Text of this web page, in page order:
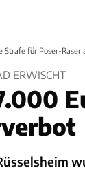
Strafe für Poser-
ERWISCHT